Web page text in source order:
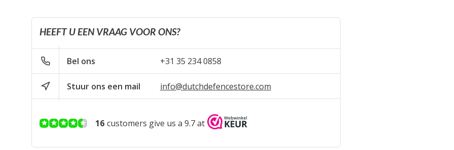
HEEFT U EEN VRAAG VOOR ONS?
Bel ons +31 35 234 0858
Stuur ons een mail info@dutchdefencestore.com
16 customers give us a 9.7 at